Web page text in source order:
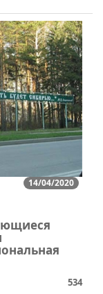
14/04/2020
534